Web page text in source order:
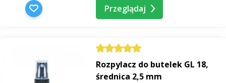
Przeglądaj
Rozpylacz do butelek GL 18,
średnica 2,5 mm